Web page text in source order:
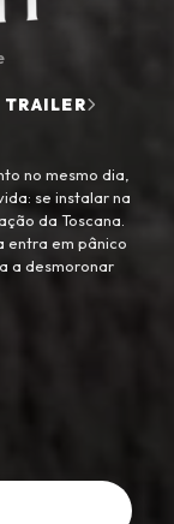
TRAILER
no mesmo dia,
se instalar na
da Toscana.
entra em pânico
a desmoronar